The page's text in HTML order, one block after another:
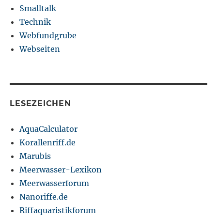
Smalltalk
Technik
Webfundgrube
Webseiten
LESEZEICHEN
AquaCalculator
Korallenriff.de
Marubis
Meerwasser-Lexikon
Meerwasserforum
Nanoriffe.de
Riffaquaristikforum